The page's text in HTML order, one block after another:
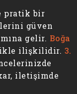
pratik bir
güven
gelir. Boğa
ilişkilidir. 3.
iletişimde